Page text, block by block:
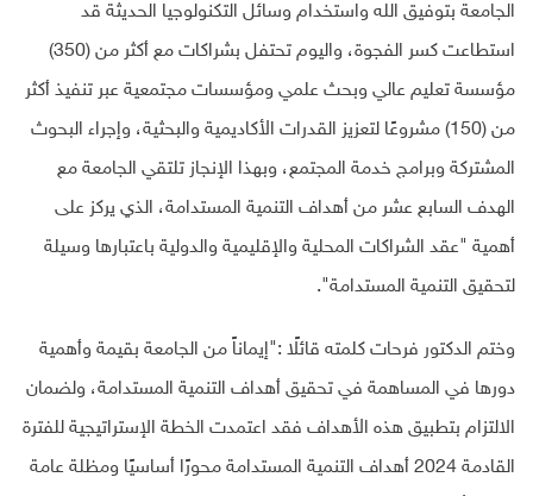
الجامعة بتوفيق الله واستخدام وسائل التكنولوجيا الحديثة قد
استطاعت كسر الفجوة، واليوم تحتفل بشراكات مع أكثر من (350)
مؤسسة تعليم عالي وبحث علمي ومؤسسات مجتمعية عبر تنفيذ أكثر
من (150) مشروعًا لتعزيز القدرات الأكاديمية والبحثية، وإجراء البحوث
المشتركة وبرامج خدمة المجتمع، وبهذا الإنجاز تلتقي الجامعة مع
الهدف السابع عشر من أهداف التنمية المستدامة، الذي يركز على
أهمية "عقد الشراكات المحلية والإقليمية والدولية باعتبارها وسيلة
لتحقيق التنمية المستدامة".
وختم الدكتور فرحات كلمته قائلًا :"إيماناً من الجامعة بقيمة وأهمية
دورها في المساهمة في تحقيق أهداف التنمية المستدامة، ولضمان
الالتزام بتطبيق هذه الأهداف فقد اعتمدت الخطة الإستراتيجية للفترة
القادمة 2024 أهداف التنمية المستدامة محورًا أساسيًا ومظلة عامة